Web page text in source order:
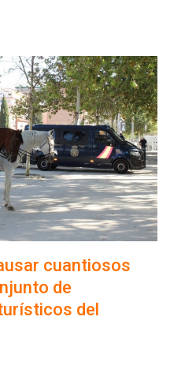
cuantiosos
de
del